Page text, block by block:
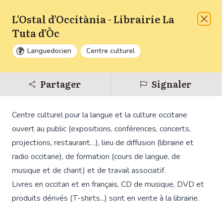
6
Liste
L’Ostal d’Occitània - Librairie La
Tuta d’Òc
Languedocien Centre culturel
Partager Signaler
Centre culturel pour la langue et la culture occitane
ouvert au public (expositions, conférences, concerts,
projections, restaurant…), lieu de diffusion (librairie et
radio occitane), de formation (cours de langue, de
musique et de chant) et de travail associatif.
Livres en occitan et en français, CD de musique, DVD et
produits dérivés (T-shirts...) sont en vente à la librairie.